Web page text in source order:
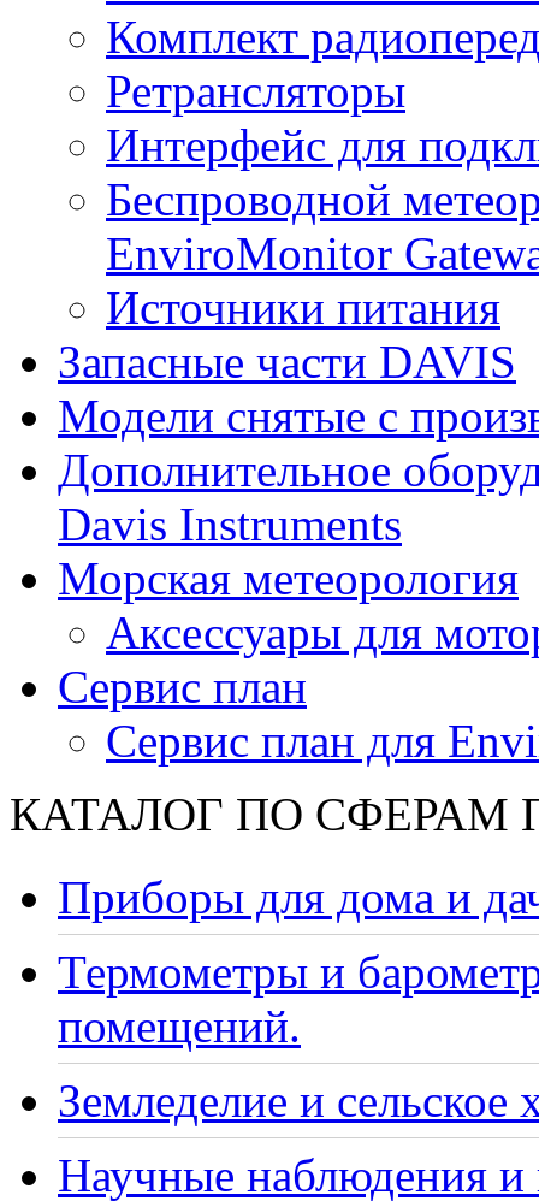
Комплект
Ретрансляторы
Интерфейс для
Беспроводной
EnviroMonitor
Источники питания
Запасные части DAVIS
Модели снятые с
Дополнительное
Davis Instruments
Морская метеорология
Аксессуары для
Сервис план
Сервис план для
КАТАЛОГ ПО СФЕРАМ
Приборы для дома и
Термометры и
помещений.
Земледелие и сельское
Научные наблюдения и